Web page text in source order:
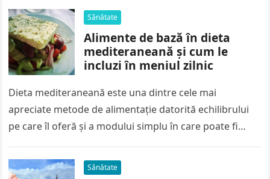
Sănătate
Alimente de bază în dieta
mediteraneană și cum le
incluzi în meniul zilnic
Dieta mediteraneană este una dintre cele mai
apreciate metode de alimentație datorită echilibrului
pe care îl oferă și a modului simplu în care poate fi
Sănătate